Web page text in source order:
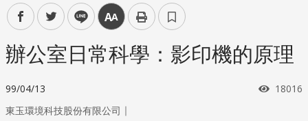
facebooktwitter line 中
辦公室日常科學：影印機的原理
99/04/13 瀏覽次
18016
東玉環境科技股份有限公司 ｜